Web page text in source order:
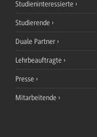
Studieninteressierte
Studierende
Duale Partner
Lehrbeauftragte
Presse
Mitarbeitende